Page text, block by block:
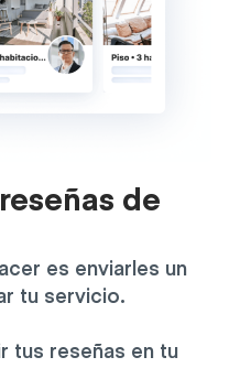
de
es enviarles un
tu servicio.
tus reseñas en tu